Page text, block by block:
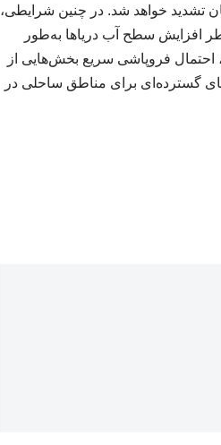
تشدید خواهد شد. در چنین شرایطی،
افزایش سطح آب دریاها به‌طور
اگر گرمایش جهانی از ۴ درجه فراتر رود، احتمال فروپاشی سریع بخش‌هایی از
گسترده‌ای برای مناطق ساحلی در